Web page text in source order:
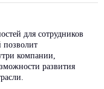
для сотрудников
позволит
компании,
развития